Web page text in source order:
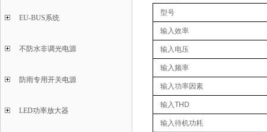
EU-BUS系统
不防水非调光电源
防雨专用开关电源
LED功率放大器
型号
输入效率
输入电压
输入频率
输入功率因素
输入THD
输入待机功耗